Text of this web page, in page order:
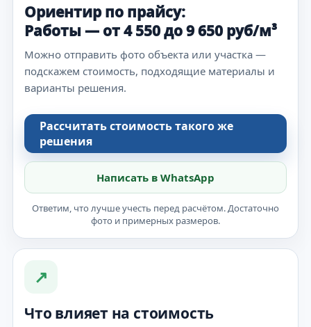
Ориентир по прайсу:
Работы — от 4 550 до 9 650 руб/м³
Можно отправить фото объекта или участка —
подскажем стоимость, подходящие материалы и
варианты решения.
Рассчитать стоимость такого же
решения
Написать в WhatsApp
Ответим, что лучше учесть перед расчётом. Достаточно
фото и примерных размеров.
↗
Что влияет на стоимость